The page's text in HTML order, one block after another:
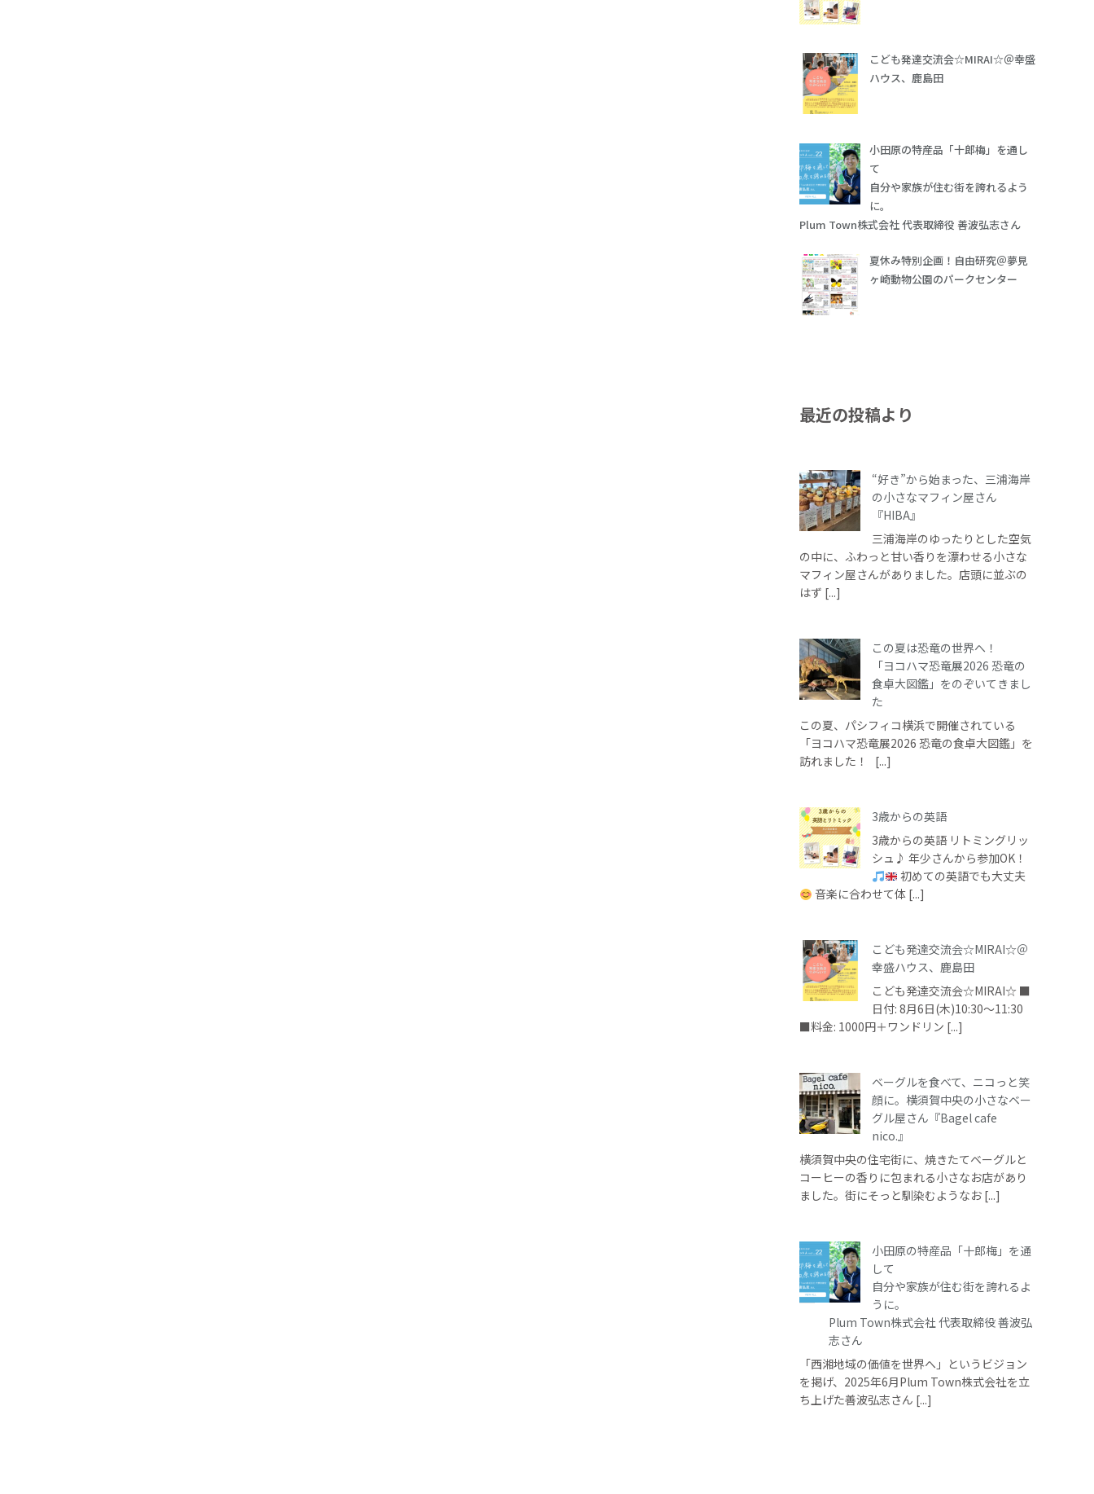
こども発達交流会☆MIRAI☆＠幸盛
ハウス、鹿島田
小田原の特産品「十郎梅」を通し
て
自分や家族が住む街を誇れるよう
に。
Plum Town株式会社 代表取締役 善波弘志さん
夏休み特別企画！自由研究＠夢見
ヶ崎動物公園のパークセンター
最近の投稿より
“好き”から始まった、三浦海岸
の小さなマフィン屋さん
『HIBA』
三浦海岸のゆったりとした空気
の中に、ふわっと甘い香りを漂わせる小さな
マフィン屋さんがありました。店頭に並ぶの
はず [...]
この夏は恐竜の世界へ！
「ヨコハマ恐竜展2026 恐竜の
食卓大図鑑」をのぞいてきまし
た
この夏、パシフィコ横浜で開催されている
「ヨコハマ恐竜展2026 恐竜の食卓大図鑑」を
訪れました！ [...]
3歳からの英語
3歳からの英語 リトミングリッ
シュ♪ 年少さんから参加OK！
初めての英語でも大丈夫
音楽に合わせて体 [...]
こども発達交流会☆MIRAI☆＠
幸盛ハウス、鹿島田
こども発達交流会☆MIRAI☆ ■
日付: 8月6日(木)10:30～11:30
■料金: 1000円＋ワンドリン [...]
ベーグルを食べて、ニコっと笑
顔に。横須賀中央の小さなベー
グル屋さん『Bagel cafe
nico.』
横須賀中央の住宅街に、焼きたてベーグルと
コーヒーの香りに包まれる小さなお店があり
ました。街にそっと馴染むようなお [...]
小田原の特産品「十郎梅」を通
して
自分や家族が住む街を誇れるよ
うに。
Plum Town株式会社 代表取締役 善波弘
志さん
「西湘地域の価値を世界へ」というビジョン
を掲げ、2025年6月Plum Town株式会社を立
ち上げた善波弘志さん [...]